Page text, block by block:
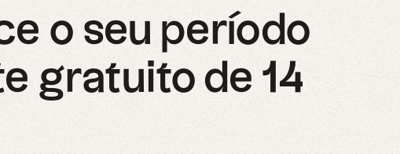
o seu período
gratuito de 14